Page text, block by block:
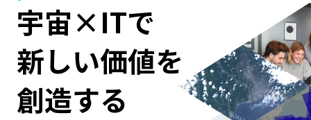
宇宙×ITで
新しい価値を
創造する